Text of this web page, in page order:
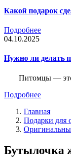
Какой подарок
Подробнее
04.10.2025
Нужно ли делать
Питомцы —
Подробнее
Главная
Подарки для
Бутылочка